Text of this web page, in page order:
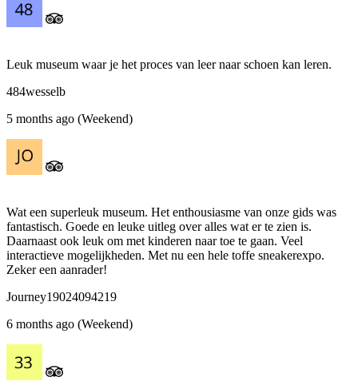
Leuk museum waar je het proces van leer naar schoen kan leren.
484wesselb
5 months ago (Weekend)
Wat een superleuk museum. Het enthousiasme van onze gids was
fantastisch. Goede en leuke uitleg over alles wat er te zien is.
Daarnaast ook leuk om met kinderen naar toe te gaan. Veel
interactieve mogelijkheden. Met nu een hele toffe sneakerexpo.
Zeker een aanrader!
Journey19024094219
6 months ago (Weekend)